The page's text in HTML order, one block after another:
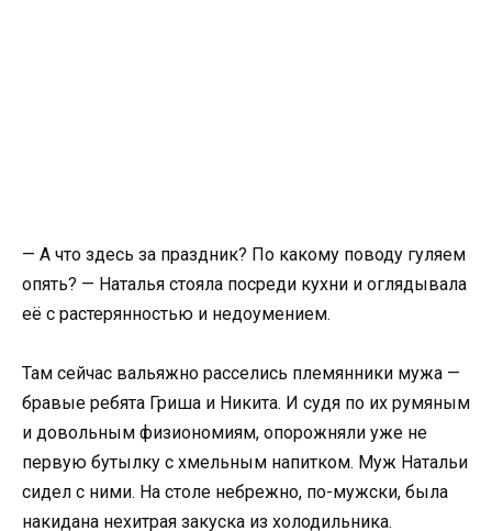
— А что здесь за праздник? По какому поводу гуляем
опять? — Наталья стояла посреди кухни и оглядывала
её с растерянностью и недоумением.
Там сейчас вальяжно расселись племянники мужа —
бравые ребята Гриша и Никита. И судя по их румяным
и довольным физиономиям, опорожняли уже не
первую бутылку с хмельным напитком. Муж Натальи
сидел с ними. На столе небрежно, по-мужски, была
накидана нехитрая закуска из холодильника.